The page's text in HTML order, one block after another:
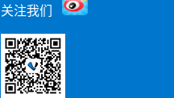
关注我们